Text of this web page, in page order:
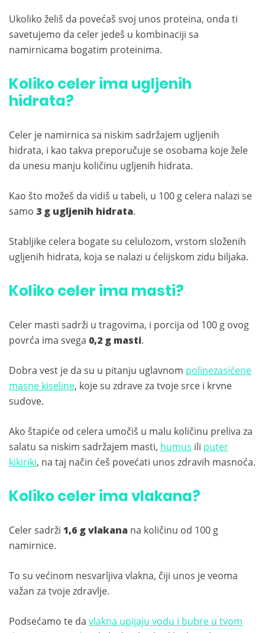
Ukoliko želiš da povećaš svoj unos proteina, onda ti
savetujemo da celer jedeš u kombinaciji sa
namirnicama bogatim proteinima.
Koliko celer ima ugljenih
hidrata?
Celer je namirnica sa niskim sadržajem ugljenih
hidrata, i kao takva preporučuje se osobama koje žele
da unesu manju količinu ugljenih hidrata.
Kao što možeš da vidiš u tabeli, u 100 g celera nalazi se
samo 3 g ugljenih hidrata.
Stabljike celera bogate su celulozom, vrstom složenih
ugljenih hidrata, koja se nalazi u ćelijskom zidu biljaka.
Koliko celer ima masti?
Celer masti sadrži u tragovima, i porcija od 100 g ovog
povrća ima svega 0,2 g masti.
Dobra vest je da su u pitanju uglavnom polinezasićene
masne kiseline, koje su zdrave za tvoje srce i krvne
sudove.
Ako štapiće od celera umočiš u malu količinu preliva za
salatu sa niskim sadržajem masti, humus ili puter
kikiriki, na taj način ćeš povećati unos zdravih masnoća.
Koliko celer ima vlakana?
Celer sadrži 1,6 g vlakana na količinu od 100 g
namirnice.
To su većinom nesvarljiva vlakna, čiji unos je veoma
važan za tvoje zdravlje.
Podsećamo te da vlakna upijaju vodu i bubre u tvom